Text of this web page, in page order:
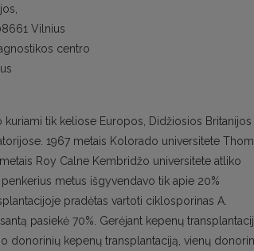
Vilnius
centro
tik keliose Europos, Didžiosios Britanijos
1967 metais Kolorado universitete
Roy Calne Kembridžo universitete atliko
metus išgyvendavo tik apie 20%
pradėtas vartoti ciklosporinas A.
pasiekė 70%. Gerėjant kepenų
donorinių kepenų transplantaciją, vienų